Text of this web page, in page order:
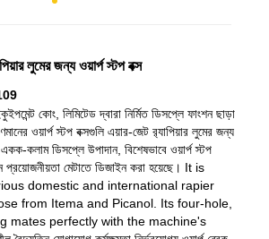
লুমের জন্য ওয়ার্প স্টপ বক্স
কোং, লিমিটেড দ্বারা নির্মিত ডিসপ্লে ফাংশন ছাড়া
ওয়ার্প স্টপ বক্সগুলি এয়ার-জেট র‌্যাপিয়ার লুমের জন্য
কলাম ডিসপ্লে উপাদান, বিশেষভাবে ওয়ার্প স্টপ
প্রয়োজনীয়তা মেটাতে ডিজাইন করা হয়েছে। It is
domestic and international rapier
from Itema and Picanol. Its four-hole,
mates perfectly with the machine's